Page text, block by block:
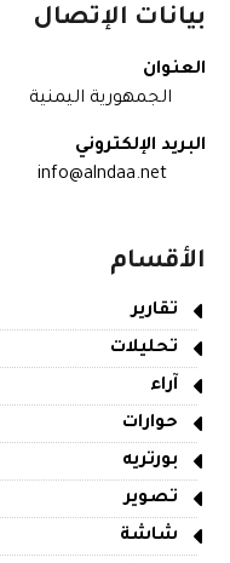
بيانات الإتصال
العنوان
الجمهورية اليمنية
البريد الإلكتروني
info@alndaa.net
الأقسام
تقارير
تحليلات
آراء
حوارات
بورتريه
تصوير
شاشة